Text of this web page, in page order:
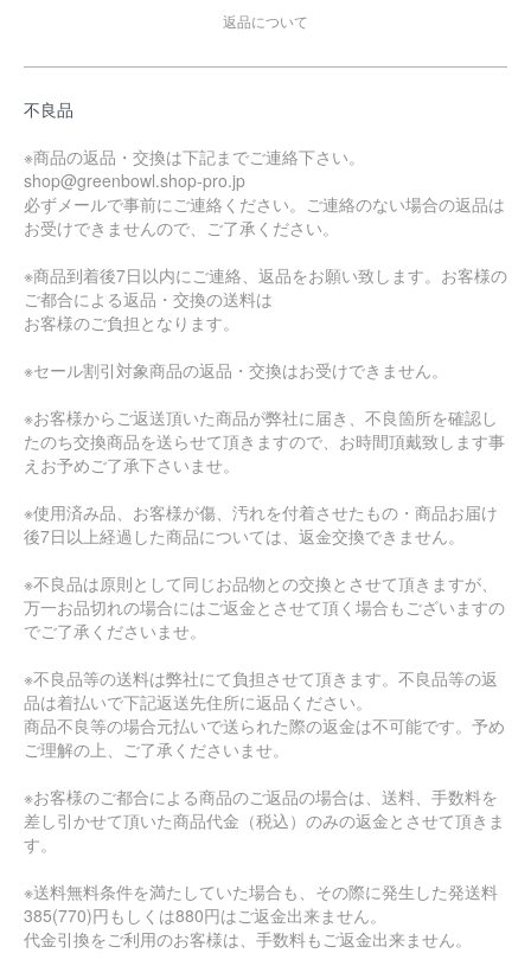
返品について
不良品
※商品の返品・交換は下記までご連絡下さい。
shop@greenbowl.shop-pro.jp
必ずメールで事前にご連絡ください。ご連絡のない場合の返品は
お受けできませんので、ご了承ください。
※商品到着後7日以内にご連絡、返品をお願い致します。お客様の
ご都合による返品・交換の送料は
お客様のご負担となります。
※セール割引対象商品の返品・交換はお受けできません。
※お客様からご返送頂いた商品が弊社に届き、不良箇所を確認し
たのち交換商品を送らせて頂きますので、お時間頂戴致します事
えお予めご了承下さいませ。
※使用済み品、お客様が傷、汚れを付着させたもの・商品お届け
後7日以上経過した商品については、返金交換できません。
※不良品は原則として同じお品物との交換とさせて頂きますが、
万一お品切れの場合にはご返金とさせて頂く場合もございますの
でご了承くださいませ。
※不良品等の送料は弊社にて負担させて頂きます。不良品等の返
品は着払いで下記返送先住所に返品ください。
商品不良等の場合元払いで送られた際の返金は不可能です。予め
ご理解の上、ご了承くださいませ。
※お客様のご都合による商品のご返品の場合は、送料、手数料を
差し引かせて頂いた商品代金（税込）のみの返金とさせて頂きま
す。
※送料無料条件を満たしていた場合も、その際に発生した発送料
385(770)円もしくは880円はご返金出来ません。
代金引換をご利用のお客様は、手数料もご返金出来ません。